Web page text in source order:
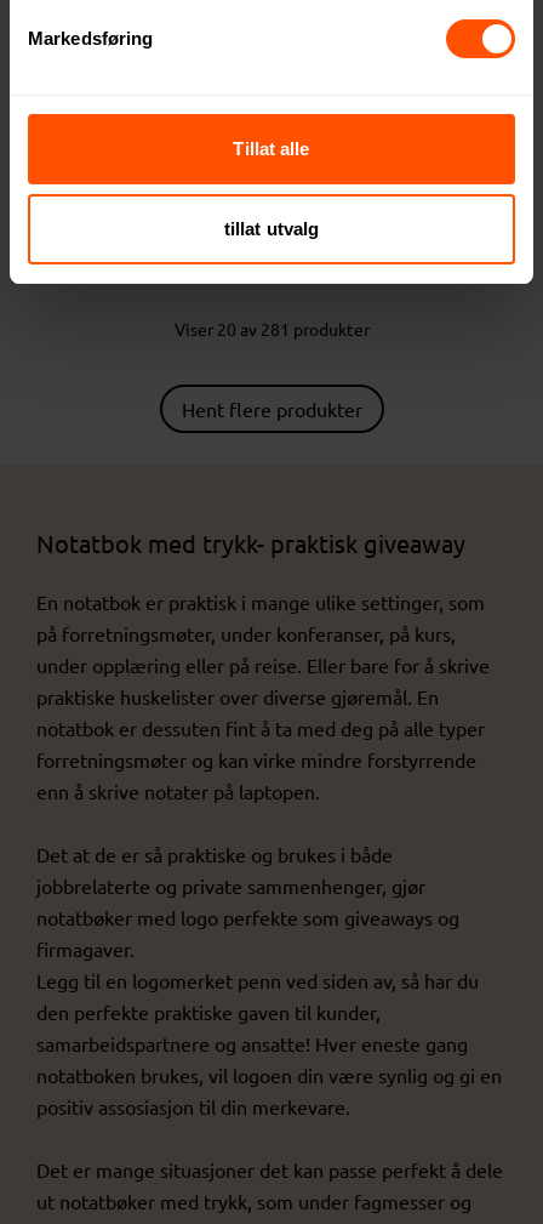
Markedsføring
Tillat alle
tillat utvalg
Vinga Baltimore GRS
ved 250 stk.
Marksman Orin A5 RPET
Linjert Notatok
ved 100 stk.
Viser 20 av 281 produkter
Hent flere produkter
Notatbok med trykk- praktisk giveaway
En notatbok er praktisk i mange ulike settinger, som
på forretningsmøter, under konferanser, på kurs,
under opplæring eller på reise. Eller bare for å skrive
praktiske huskelister over diverse gjøremål. En
notatbok er dessuten fint å ta med deg på alle typer
forretningsmøter og kan virke mindre forstyrrende
enn å skrive notater på laptopen.
Det at de er så praktiske og brukes i både
jobbrelaterte og private sammenhenger, gjør
notatbøker med logo perfekte som giveaways og
firmagaver.
Legg til en logomerket penn ved siden av, så har du
den perfekte praktiske gaven til kunder,
samarbeidspartnere og ansatte! Hver eneste gang
notatboken brukes, vil logoen din være synlig og gi en
positiv assosiasjon til din merkevare.
Det er mange situasjoner det kan passe perfekt å dele
ut notatbøker med trykk, som under fagmesser og